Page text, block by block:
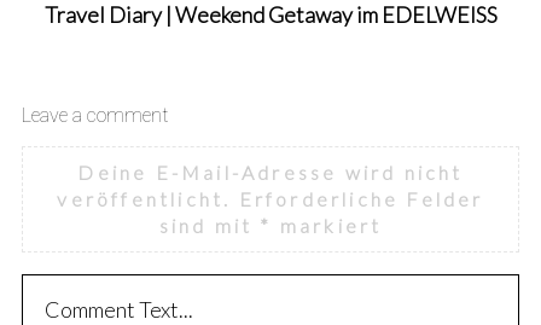
Travel Diary | Weekend Getaway im EDELWEISS
Leave a comment
Deine E-Mail-Adresse wird nicht
veröffentlicht.
Erforderliche Felder
sind mit * markiert